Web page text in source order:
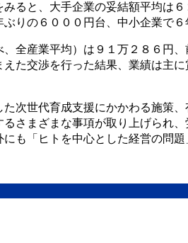
ると、大手企業の妥結額平均は
りの６０００円台、中小企業で６
全産業平均）は９１万２８６円
た交渉を行った結果、業績は主
次世代育成支援にかかわる施策
さまざまな事項が取り上げられ
も「ヒトを中心とした経営の問